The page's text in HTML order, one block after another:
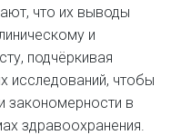
что их выводы
и
подчёркивая
исследований, чтобы
закономерности в
здравоохранения.